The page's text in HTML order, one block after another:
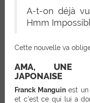
A-t-on déjà
Hmm
Cette nouvelle va
AMA, UNE
JAPONAISE
Franck Manguin est un
et c’est ce qui lui a